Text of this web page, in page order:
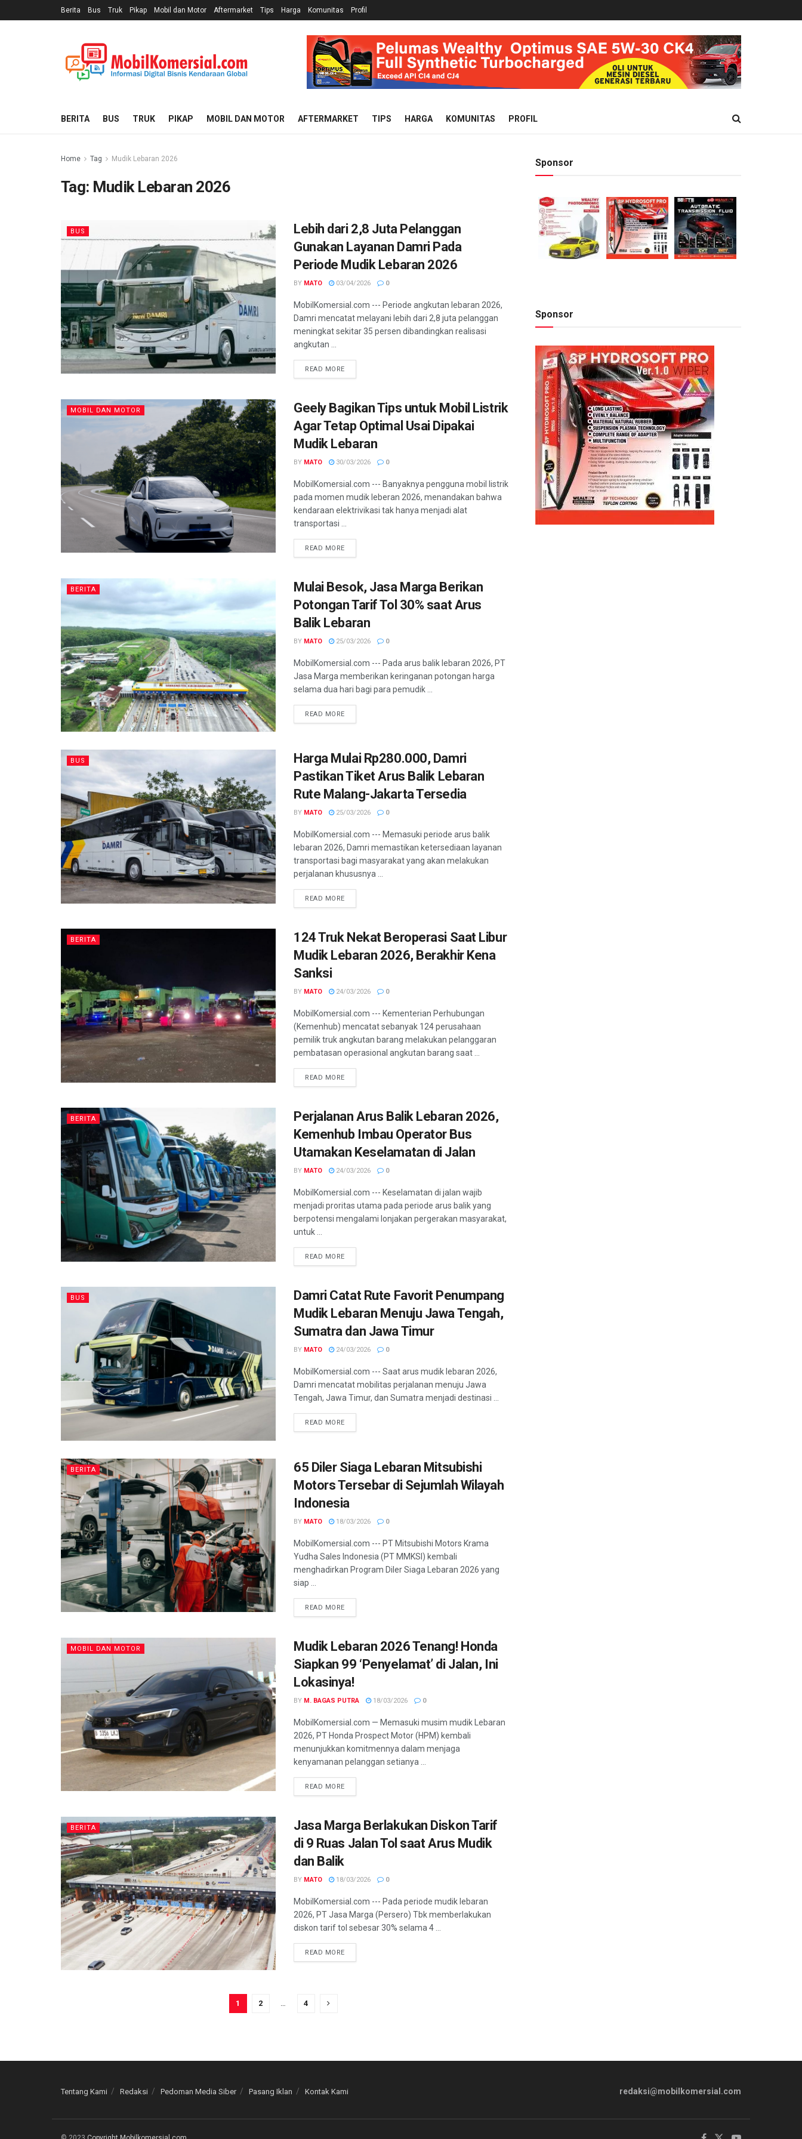
Berita Bus Truk Pikap Mobil dan Motor Aftermarket Tips Harga Komunitas Profil
BERITA BUS TRUK PIKAP MOBIL DAN MOTOR AFTERMARKET TIPS HARGA KOMUNITAS PROFIL
Home Tag Mudik Lebaran 2026
Tag: Mudik Lebaran 2026
BUS
Lebih dari 2,8 Juta Pelanggan
Gunakan Layanan Damri Pada
Periode Mudik Lebaran 2026
BY MATO 03/04/2026 0
MobilKomersial.com --- Periode angkutan lebaran 2026,
Damri mencatat melayani lebih dari 2,8 juta pelanggan
meningkat sekitar 35 persen dibandingkan realisasi
angkutan ...
READ MORE
MOBIL DAN MOTOR
Geely Bagikan Tips untuk Mobil Listrik
Agar Tetap Optimal Usai Dipakai
Mudik Lebaran
BY MATO 30/03/2026 0
MobilKomersial.com --- Banyaknya pengguna mobil listrik
pada momen mudik leberan 2026, menandakan bahwa
kendaraan elektrivikasi tak hanya menjadi alat
transportasi ...
READ MORE
BERITA
Mulai Besok, Jasa Marga Berikan
Potongan Tarif Tol 30% saat Arus
Balik Lebaran
BY MATO 25/03/2026 0
MobilKomersial.com --- Pada arus balik lebaran 2026, PT
Jasa Marga memberikan keringanan potongan harga
selama dua hari bagi para pemudik ...
READ MORE
BUS
Harga Mulai Rp280.000, Damri
Pastikan Tiket Arus Balik Lebaran
Rute Malang-Jakarta Tersedia
BY MATO 25/03/2026 0
MobilKomersial.com --- Memasuki periode arus balik
lebaran 2026, Damri memastikan ketersediaan layanan
transportasi bagi masyarakat yang akan melakukan
perjalanan khususnya ...
READ MORE
BERITA
124 Truk Nekat Beroperasi Saat Libur
Mudik Lebaran 2026, Berakhir Kena
Sanksi
BY MATO 24/03/2026 0
MobilKomersial.com --- Kementerian Perhubungan
(Kemenhub) mencatat sebanyak 124 perusahaan
pemilik truk angkutan barang melakukan pelanggaran
pembatasan operasional angkutan barang saat ...
READ MORE
BERITA
Perjalanan Arus Balik Lebaran 2026,
Kemenhub Imbau Operator Bus
Utamakan Keselamatan di Jalan
BY MATO 24/03/2026 0
MobilKomersial.com --- Keselamatan di jalan wajib
menjadi proritas utama pada periode arus balik yang
berpotensi mengalami lonjakan pergerakan masyarakat,
untuk ...
READ MORE
BUS
Damri Catat Rute Favorit Penumpang
Mudik Lebaran Menuju Jawa Tengah,
Sumatra dan Jawa Timur
BY MATO 24/03/2026 0
MobilKomersial.com --- Saat arus mudik lebaran 2026,
Damri mencatat mobilitas perjalanan menuju Jawa
Tengah, Jawa Timur, dan Sumatra menjadi destinasi ...
READ MORE
BERITA
65 Diler Siaga Lebaran Mitsubishi
Motors Tersebar di Sejumlah Wilayah
Indonesia
BY MATO 18/03/2026 0
MobilKomersial.com --- PT Mitsubishi Motors Krama
Yudha Sales Indonesia (PT MMKSI) kembali
menghadirkan Program Diler Siaga Lebaran 2026 yang
siap ...
READ MORE
MOBIL DAN MOTOR
Mudik Lebaran 2026 Tenang! Honda
Siapkan 99 ‘Penyelamat’ di Jalan, Ini
Lokasinya!
BY M. BAGAS PUTRA 18/03/2026 0
MobilKomersial.com — Memasuki musim mudik Lebaran
2026, PT Honda Prospect Motor (HPM) kembali
menunjukkan komitmennya dalam menjaga
kenyamanan pelanggan setianya ...
READ MORE
BERITA
Jasa Marga Berlakukan Diskon Tarif
di 9 Ruas Jalan Tol saat Arus Mudik
dan Balik
BY MATO 18/03/2026 0
MobilKomersial.com --- Pada periode mudik lebaran
2026, PT Jasa Marga (Persero) Tbk memberlakukan
diskon tarif tol sebesar 30% selama 4 ...
READ MORE
1 2 … 4
Sponsor
Sponsor
Tentang Kami Redaksi Pedoman Media Siber Pasang Iklan Kontak Kami redaksi@mobilkomersial.com